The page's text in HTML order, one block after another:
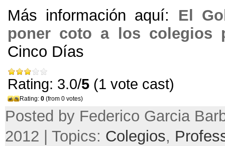
Más información aquí: El
poner coto a los colegios
Cinco Días
Rating: 3.0/5 (1 vote cast)
Rating: 0 (from 0 votes)
Posted by Federico Garcia
2012 | Topics: Colegios,